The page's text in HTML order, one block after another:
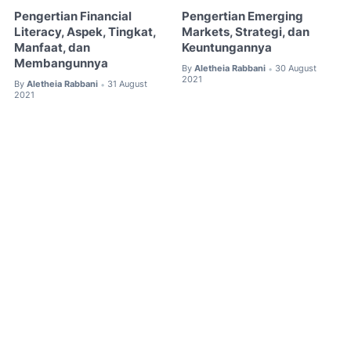
Pengertian Financial
Literacy, Aspek, Tingkat,
Manfaat, dan
Membangunnya
By Aletheia Rabbani • 31 August
2021
Pengertian Emerging
Markets, Strategi, dan
Keuntungannya
By Aletheia Rabbani • 30 August
2021